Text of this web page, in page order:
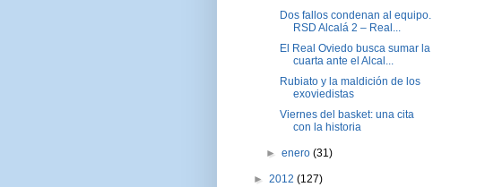
Dos fallos condenan al equipo.
RSD Alcalá 2 – Real...
El Real Oviedo busca sumar la
cuarta ante el Alcal...
Rubiato y la maldición de los
exoviedistas
Viernes del basket: una cita
con la historia
►enero(31)
► 2012 (127)